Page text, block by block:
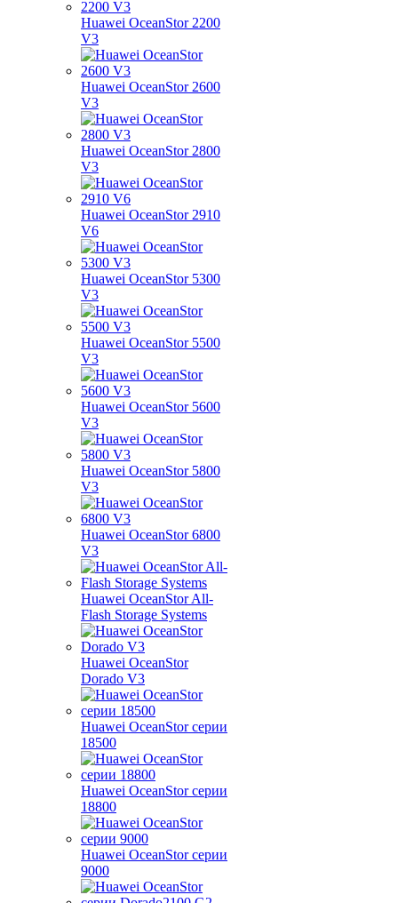
Huawei OceanStor 2200
V3
Huawei OceanStor 2600
V3
Huawei OceanStor 2800
V3
Huawei OceanStor 2910
V6
Huawei OceanStor 5300
V3
Huawei OceanStor 5500
V3
Huawei OceanStor 5600
V3
Huawei OceanStor 5800
V3
Huawei OceanStor 6800
V3
Huawei OceanStor All-
Flash Storage Systems
Huawei OceanStor
Dorado V3
Huawei OceanStor серии
18500
Huawei OceanStor серии
18800
Huawei OceanStor серии
9000